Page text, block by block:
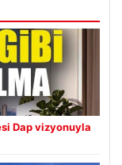
Dap vizyonuyla